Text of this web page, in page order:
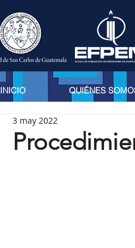
INICIO QUIÉNES
3 may 2022